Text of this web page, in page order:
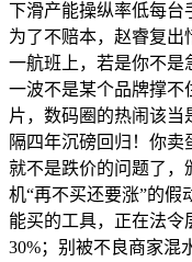
下滑产能操纵率低每台
为了不赔本，赵睿复出
一航班上，若是你不是
一波不是某个品牌撑不
片，数码圈的热闹该当
隔四年沉磅回归！你
就不是跌价的问题了，
机“再不买还要涨”的假
能买的工具，正在法
30%；别被不良商家混